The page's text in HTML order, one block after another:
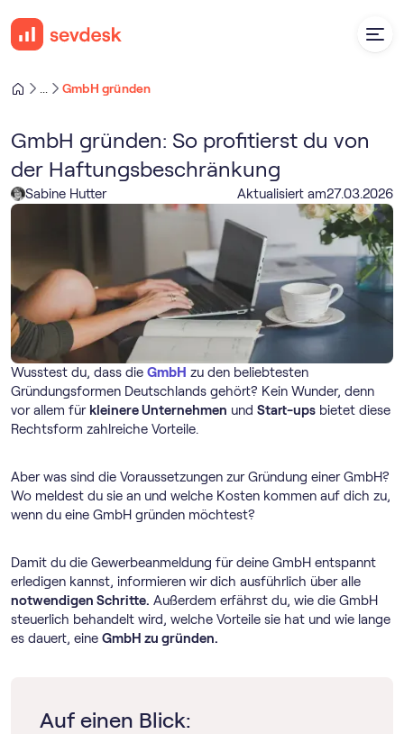
GmbH gründen
GmbH gründen: So profitierst du von
der Haftungsbeschränkung
Sabine Hutter Aktualisiert am27.03.2026
Wusstest du, dass die GmbH zu den beliebtesten
Gründungsformen Deutschlands gehört? Kein Wunder, denn
vor allem für kleinere Unternehmen und Start-ups bietet diese
Rechtsform zahlreiche Vorteile.
Aber was sind die Voraussetzungen zur Gründung einer GmbH?
Wo meldest du sie an und welche Kosten kommen auf dich zu,
wenn du eine GmbH gründen möchtest?
Damit du die Gewerbeanmeldung für deine GmbH entspannt
erledigen kannst, informieren wir dich ausführlich über alle
notwendigen Schritte. Außerdem erfährst du, wie die GmbH
steuerlich behandelt wird, welche Vorteile sie hat und wie lange
es dauert, eine GmbH zu gründen.
Auf einen Blick: